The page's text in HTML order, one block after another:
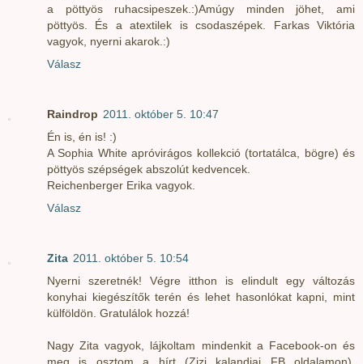
a pöttyös ruhacsipeszek.:)Amúgy minden jöhet, ami
pöttyös. És a atextilek is csodaszépek. Farkas Viktória
vagyok, nyerni akarok.:)
Válasz
Raindrop 2011. október 5. 10:47
Én is, én is! :)
A Sophia White apróvirágos kollekció (tortatálca, bögre) és
pöttyös szépségek abszolút kedvencek.
Reichenberger Erika vagyok.
Válasz
Zita 2011. október 5. 10:54
Nyerni szeretnék! Végre itthon is elindult egy változás
konyhai kiegészítők terén és lehet hasonlókat kapni, mint
külföldön. Gratulálok hozzá!
Nagy Zita vagyok, lájkoltam mindenkit a Facebook-on és